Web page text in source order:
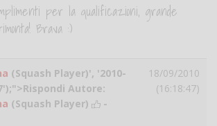
per la qualificazioni, grande
Brava :)
(Squash Player)', '2010-
Autore:
(Squash Player)
-
18/09/2010
(16:18:47)